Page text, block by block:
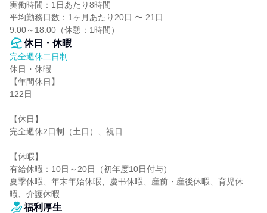
実働時間：1日あたり8時間
平均勤務日数：1ヶ月あたり20日 〜 21日
9:00～18:00（休憩：1時間）
休日・休暇
完全週休二日制
休日・休暇
【年間休日】
122日
【休日】
完全週休2日制（土日）、祝日
【休暇】
有給休暇：10日～20日（初年度10日付与）
夏季休暇、年末年始休暇、慶弔休暇、産前・産後休暇、育児休
暇、介護休暇
福利厚生